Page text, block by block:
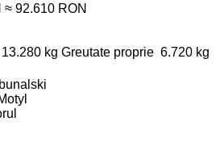
≈ 92.610 RON
13.280 kg Greutate proprie 6.720 kg